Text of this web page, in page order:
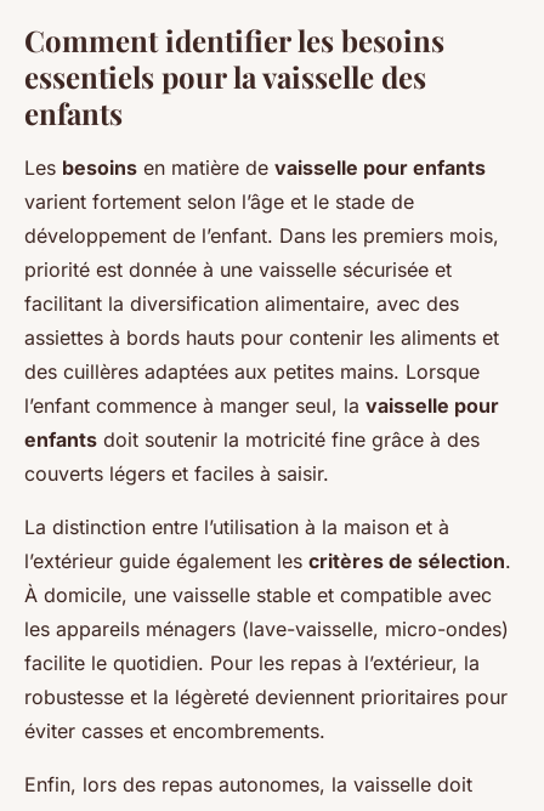
Comment identifier les besoins
essentiels pour la vaisselle des
enfants
Les besoins en matière de vaisselle pour enfants
varient fortement selon l’âge et le stade de
développement de l’enfant. Dans les premiers mois,
priorité est donnée à une vaisselle sécurisée et
facilitant la diversification alimentaire, avec des
assiettes à bords hauts pour contenir les aliments et
des cuillères adaptées aux petites mains. Lorsque
l’enfant commence à manger seul, la vaisselle pour
enfants doit soutenir la motricité fine grâce à des
couverts légers et faciles à saisir.
La distinction entre l’utilisation à la maison et à
l’extérieur guide également les critères de sélection.
À domicile, une vaisselle stable et compatible avec
les appareils ménagers (lave-vaisselle, micro-ondes)
facilite le quotidien. Pour les repas à l’extérieur, la
robustesse et la légèreté deviennent prioritaires pour
éviter casses et encombrements.
Enfin, lors des repas autonomes, la vaisselle doit